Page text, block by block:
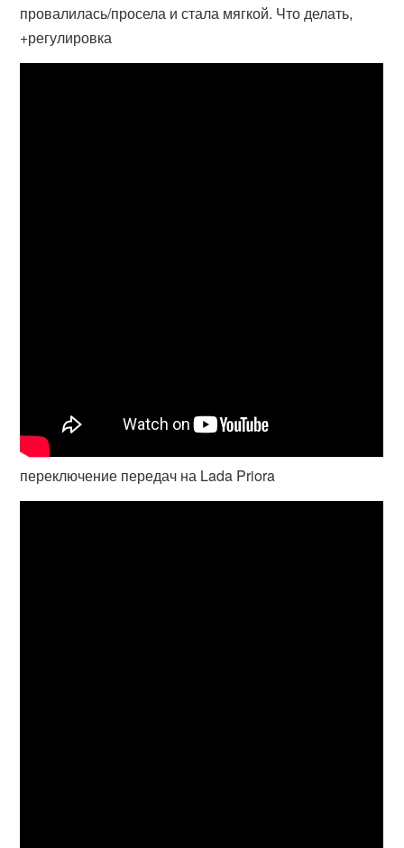
провалилась/просела и стала мягкой. Что делать,
+регулировка
переключение передач на Lada Priora